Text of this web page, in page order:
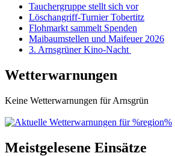
Tauchergruppe stellt sich vor
Löschangriff-Turnier Tobertitz
Flohmarkt sammelt Spenden
Maibaumstellen und Maifeuer 2026
3. Arnsgrüner Kino-Nacht
Wetterwarnungen
Keine Wetterwarnungen für Arnsgrün
Meistgelesene Einsätze